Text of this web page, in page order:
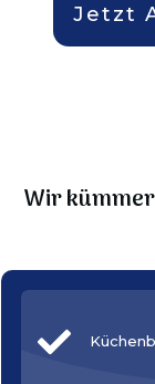
Jetzt
Wir